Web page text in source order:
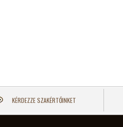
KÉRDEZZE SZAKÉRTŐINKET